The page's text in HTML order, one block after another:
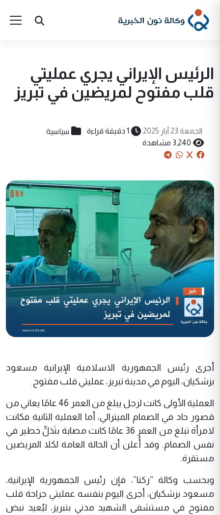
الرئيس الإيراني يجري عمليتي
قلب مفتوح لمريضين في تبريز
الجمعة 23 آيار 2025 1 دقيقة قراءة سياسية
3,240 مشاهدة
أجرى رئيس الجمهورية الاسلامية الإيرانية مسعود
بزشكيان، اليوم في مدينة تبريز، عمليتي قلب مفتوح.
العملية الأولى كانت لرجل يبلغ من العمر 46 عامًا يعاني من
قصور حاد في الصمام الميترالي، أما العملية الثانية فكانت
لامرأة تبلغ من العمر 36 عامًا كانت مصابة بتَدَلٍّ خطير في
نفس الصمام. وقد أُعلن أن الحالة العامة لكلا المريضين
مستقرة.
وبحسب وكالة “ركنا”، فإن رئيس الجمهورية الإيرانية،
مسعود بزشكيان، أجرى اليوم بنفسه عمليتي جراحة قلب
مفتوح في مستشفى الشهيد مدني بتبريز، ليُعيد نبض